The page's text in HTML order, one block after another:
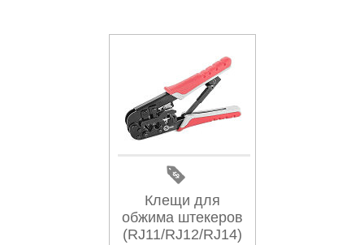
Клещи для
обжима штекеров
(RJ11/RJ12/RJ14)